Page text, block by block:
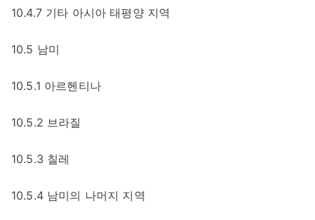
10.4.7 기타 아시아 태평양 지역
10.5 남미
10.5.1 아르헨티나
10.5.2 브라질
10.5.3 칠레
10.5.4 남미의 나머지 지역